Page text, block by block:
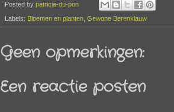
Posted by patricia-du-pon
Labels: Bloemen en planten, Gewone Berenklauw
Geen opmerkingen:
Een reactie posten